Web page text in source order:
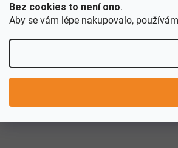
Bez cookies to není ono.
Aby se vám lépe nakupovalo,